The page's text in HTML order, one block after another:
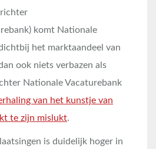
komt Nationale
het marktaandeel van
ook niets verbazen als
Nationale Vacaturebank
van het kunstje van
te zijn mislukt.
is duidelijk hoger in